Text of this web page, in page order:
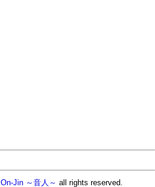
On-Jin ～音人～ all rights reserved.